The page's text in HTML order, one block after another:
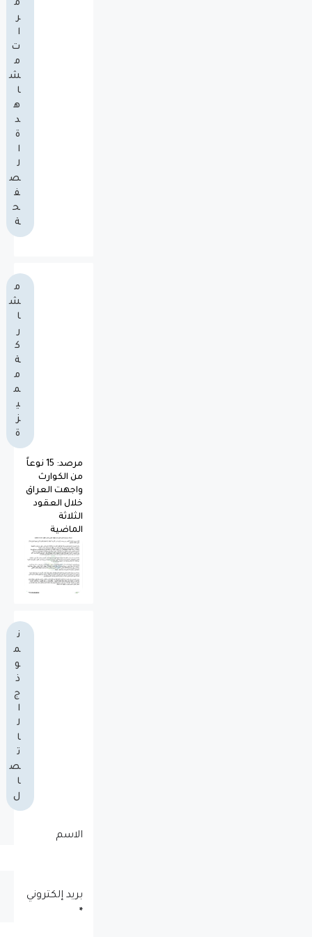
م
ر
ا
ت
م
ش
ا
ه
د
ة
ا
ل
ص
ف
ح
ة
م
ش
ا
ر
ك
ة
م
م
ي
ز
ة
مرصد: 15 نوعاً
من الكوارث
واجهت العراق
خلال العقود
الثلاثة
الماضية
ن
م
و
ذ
ج
ا
ل
ا
ت
ص
ا
ل
الاسم
بريد إلكتروني
*